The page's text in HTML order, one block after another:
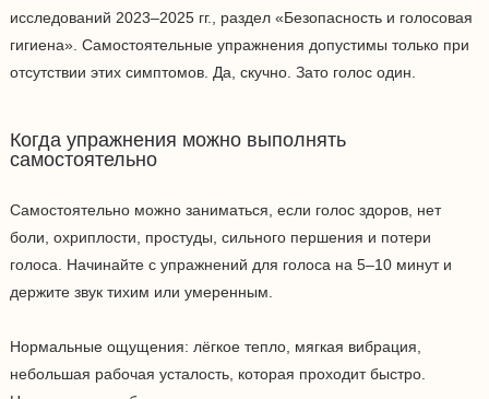
исследований 2023–2025 гг., раздел «Безопасность и голосовая
гигиена». Самостоятельные упражнения допустимы только при
отсутствии этих симптомов. Да, скучно. Зато голос один.
Когда упражнения можно выполнять
самостоятельно
Самостоятельно можно заниматься, если голос здоров, нет
боли, охриплости, простуды, сильного першения и потери
голоса. Начинайте с упражнений для голоса на 5–10 минут и
держите звук тихим или умеренным.
Нормальные ощущения: лёгкое тепло, мягкая вибрация,
небольшая рабочая усталость, которая проходит быстро.